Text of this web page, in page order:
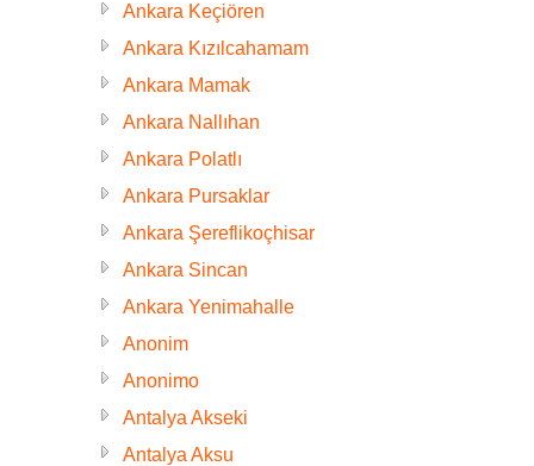
Ankara Keçiören
Ankara Kızılcahamam
Ankara Mamak
Ankara Nallıhan
Ankara Polatlı
Ankara Pursaklar
Ankara Şereflikoçhisar
Ankara Sincan
Ankara Yenimahalle
Anonim
Anonimo
Antalya Akseki
Antalya Aksu